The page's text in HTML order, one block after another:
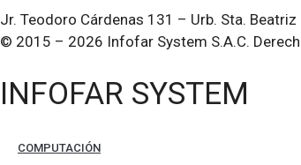
Jr. Teodoro Cárdenas 131 – Urb. Sta.
© 2015 – 2026 Infofar System S.A.C.
INFOFAR SYSTEM
COMPUTACIÓN